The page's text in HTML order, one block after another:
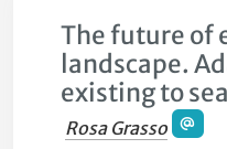
The future of
landscape.
existing to
Rosa Grasso